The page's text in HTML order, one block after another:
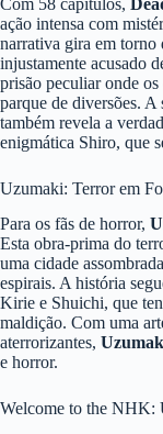
ação intensa com
narrativa gira em torno
injustamente acusado
prisão peculiar onde
parque de diversões. A
também revela a
enigmática Shiro, que
Uzumaki: Terror em
Para os fãs de horror,
Esta obra-prima do
uma cidade
espirais. A história
Kirie e Shuichi, que
maldição. Com uma
aterrorizantes,
e horror.
Welcome to the NHK: